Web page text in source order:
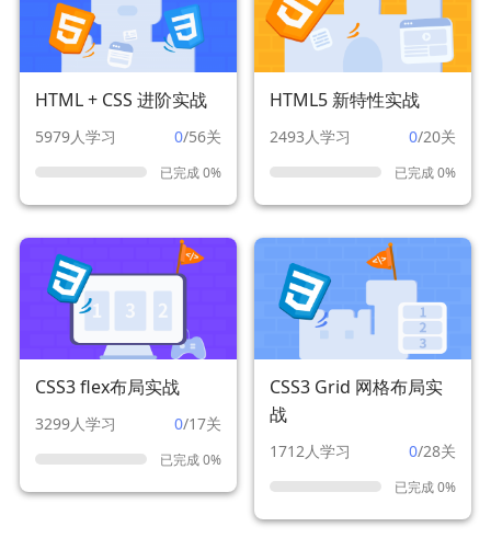
HTML + CSS 进阶实战
5979人学习 0/56关
已完成 0%
HTML5 新特性实战
2493人学习 0/20关
已完成 0%
CSS3 flex布局实战
3299人学习 0/17关
已完成 0%
CSS3 Grid 网格布局实
战
1712人学习 0/28关
已完成 0%